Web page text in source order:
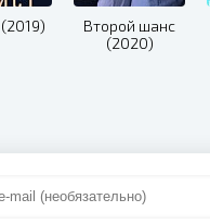
Второй шанс
(2020)